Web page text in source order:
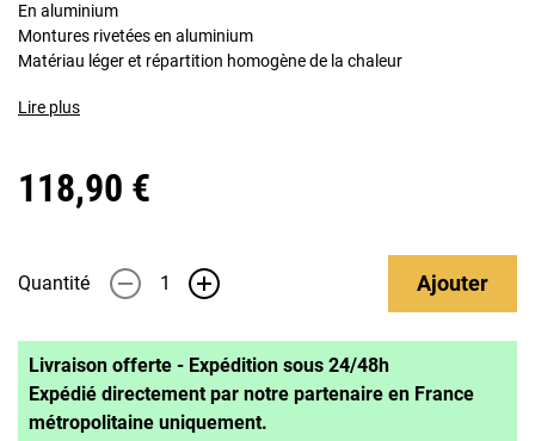
En aluminium
Montures rivetées en aluminium
Matériau léger et répartition homogène de la chaleur
Lire plus
118,90 €
Quantité - + Ajouter
Livraison offerte - Expédition sous 24/48h
Expédié directement par notre partenaire en France
métropolitaine uniquement.